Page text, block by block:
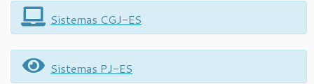
Sistemas CGJ-ES
Sistemas PJ-ES